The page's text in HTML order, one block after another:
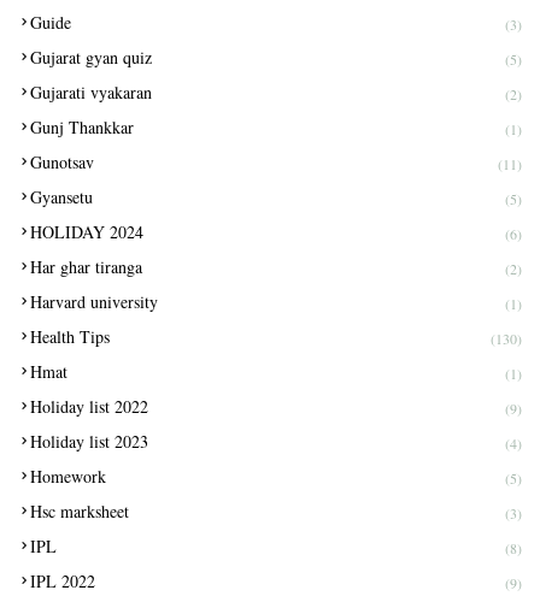
Guide (3)
Gujarat gyan quiz (5)
Gujarati vyakaran (2)
Gunj Thankkar (1)
Gunotsav (11)
Gyansetu (5)
HOLIDAY 2024 (6)
Har ghar tiranga (2)
Harvard university (1)
Health Tips (130)
Hmat (1)
Holiday list 2022 (9)
Holiday list 2023 (4)
Homework (5)
Hsc marksheet (3)
IPL (8)
IPL 2022 (9)